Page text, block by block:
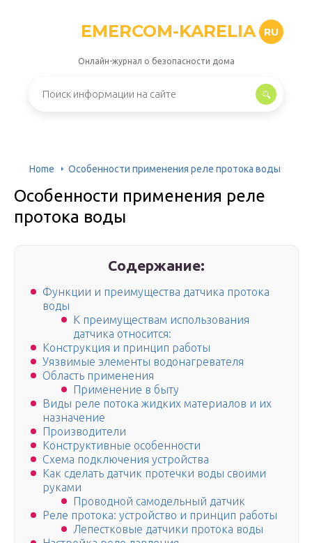
EMERCOM-KARELIA RU
Онлайн-журнал о безопасности дома
Home Особенности применения реле протока воды
Особенности применения реле
протока воды
Содержание:
Функции и преимущества датчика протока
воды
К преимуществам использования
датчика относится:
Конструкция и принцип работы
Уязвимые элементы водонагревателя
Область применения
Применение в быту
Виды реле потока жидких материалов и их
назначение
Производители
Конструктивные особенности
Схема подключения устройства
Как сделать датчик протечки воды своими
руками
Проводной самодельный датчик
Реле протока: устройство и принцип работы
Лепестковые датчики протока воды